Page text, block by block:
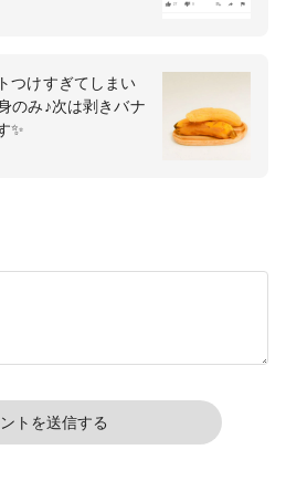
つけすぎてしまい
のみ♪次は剥きバナ
✨
トを送信する